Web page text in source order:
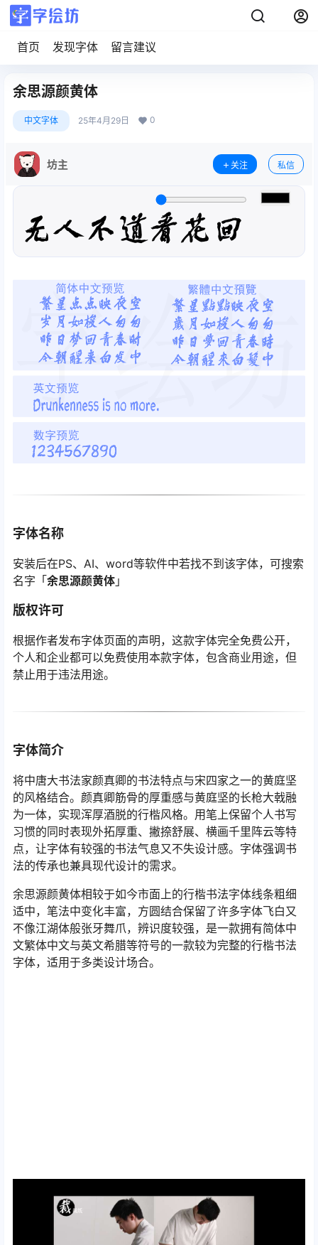
首页 发现字体 留言建议
余思源颜黄体
中文字体 25年4月29日 0
坊主 关注 私信
无人不道看花回
字体名称
安装后在PS、AI、word等软件中若找不到该字体，可搜索
名字「余思源颜黄体 」
版权许可
根据作者发布字体页面的声明，这款字体完全免费公开，
个人和企业都可以免费使用本款字体，包含商业用途，但
禁止用于违法用途。
字体简介
将中唐大书法家颜真卿的书法特点与宋四家之一的黄庭坚
的风格结合。颜真卿筋骨的厚重感与黄庭坚的长枪大戟融
为一体，实现浑厚酒脱的行楷风格。用笔上保留个人书写
习惯的同时表现外拓厚重、撇捺舒展、横画千里阵云等特
点，让字体有较强的书法气息又不失设计感。字体强调书
法的传承也兼具现代设计的需求。
余思源颜黄体相较于如今市面上的行楷书法字体线条粗细
适中，笔法中变化丰富，方圆结合保留了许多字体飞白又
不像江湖体般张牙舞爪，辨识度较强，是一款拥有简体中
文繁体中文与英文希腊等符号的一款较为完整的行楷书法
字体，适用于多类设计场合。